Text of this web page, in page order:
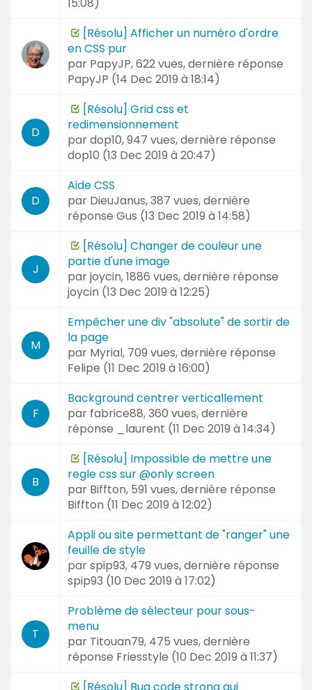
[Résolu] Afficher un numéro d'ordre
en CSS pur
par PapyJP, 622 vues, dernière réponse
PapyJP (14 Dec 2019 à 18:14)
D
[Résolu] Grid css et
redimensionnement
pardop10, 947 vues, dernière réponse
dop10 (13 Dec 2019 à 20:47)
D
Aide CSS
par DieuJanus, 387 vues, dernière
réponse Gus (13 Dec 2019 à 14:58)
J
[Résolu] Changer de couleur une
partie d'une image
parjoycin, 1886 vues, dernière réponse
joycin (13 Dec 2019 à 12:25)
M
Empêcher une div "absolute" de sortir de
la page
par Myrial, 709 vues, dernière réponse
Felipe (11 Dec 2019 à 16:00)
F
Background centrer verticallement
par fabrice88, 360 vues, dernière
réponse
_laurent (11 Dec 2019 à 14:34)
B
[Résolu] Impossible de mettre une
regle css sur @only screen
par Biffton, 591 vues, dernière réponse
Biffton (11 Dec 2019 à 12:02)
Appli ou site permettant de "ranger" une
feuille de style
parspip93, 479 vues, dernière réponse
spip93 (10 Dec 2019 à 17:02)
T
Problème de sélecteur pour sous-
menu
par Titouan79, 475 vues, dernière
réponse Friesstyle (10 Dec 2019 à 11:37)
[Résolu] Bug code strong qui